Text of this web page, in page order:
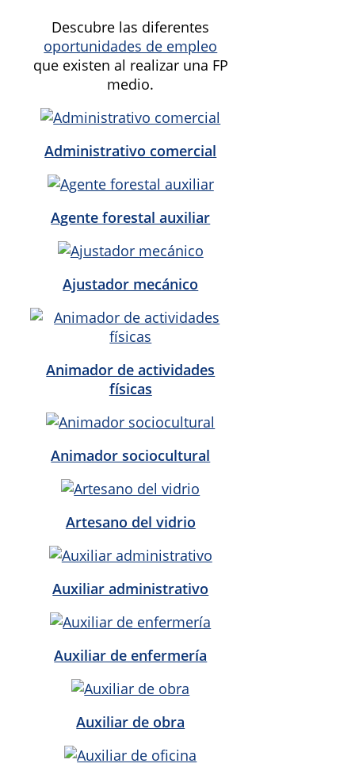
Descubre las diferentes
oportunidades de empleo
que existen al realizar una FP
medio.
Administrativo comercial
Agente forestal auxiliar
Ajustador mecánico
Animador de actividades
físicas
Animador sociocultural
Artesano del vidrio
Auxiliar administrativo
Auxiliar de enfermería
Auxiliar de obra